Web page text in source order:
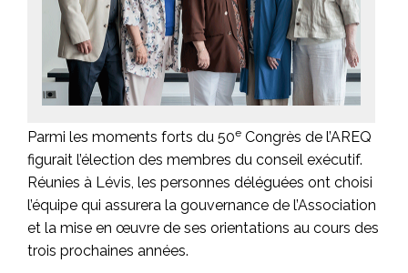
Parmi les moments forts du 50e Congrès de l’AREQ
figurait l’élection des membres du conseil exécutif.
Réunies à Lévis, les personnes déléguées ont choisi
l’équipe qui assurera la gouvernance de l’Association
et la mise en œuvre de ses orientations au cours des
trois prochaines années.